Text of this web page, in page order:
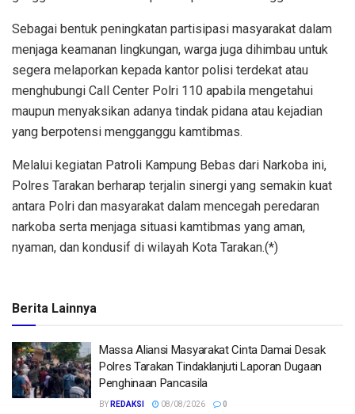
Sebagai bentuk peningkatan partisipasi masyarakat dalam
menjaga keamanan lingkungan, warga juga dihimbau untuk
segera melaporkan kepada kantor polisi terdekat atau
menghubungi Call Center Polri 110 apabila mengetahui
maupun menyaksikan adanya tindak pidana atau kejadian
yang berpotensi mengganggu kamtibmas.
Melalui kegiatan Patroli Kampung Bebas dari Narkoba ini,
Polres Tarakan berharap terjalin sinergi yang semakin kuat
antara Polri dan masyarakat dalam mencegah peredaran
narkoba serta menjaga situasi kamtibmas yang aman,
nyaman, dan kondusif di wilayah Kota Tarakan.(*)
Berita Lainnya
Massa Aliansi Masyarakat Cinta Damai Desak
Polres Tarakan Tindaklanjuti Laporan Dugaan
Penghinaan Pancasila
BY REDAKSI 08/08/2026 0